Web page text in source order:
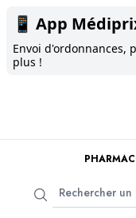
📱 App
Envoi d'ordonnances,
plus !